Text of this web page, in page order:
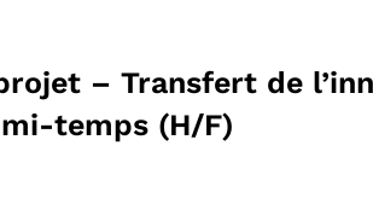
– Transfert de
temps (H/F)